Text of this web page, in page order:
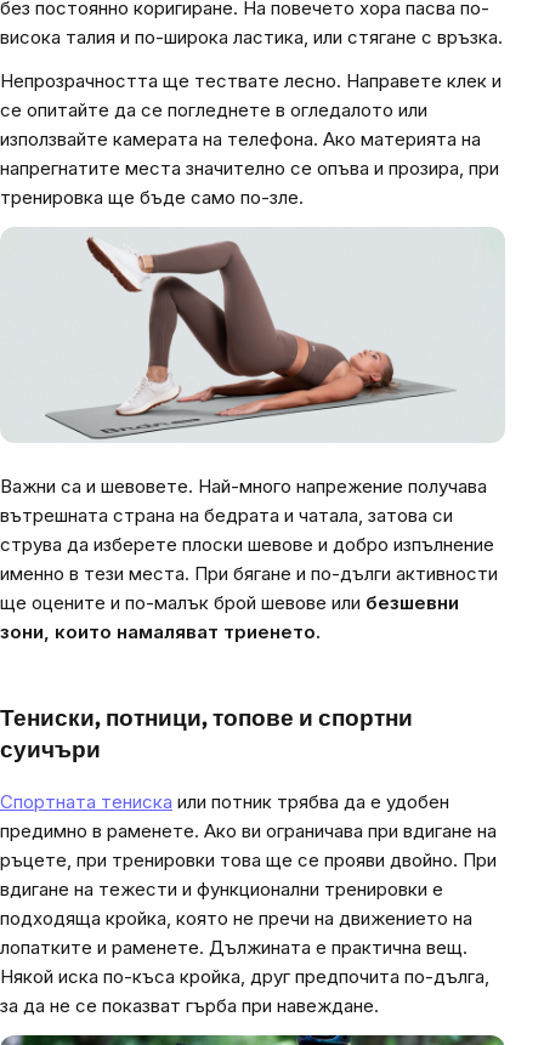
без постоянно коригиране. На повечето хора пасва по-
висока талия и по-широка ластика, или стягане с връзка.
Непрозрачността ще тествате лесно. Направете клек и
се опитайте да се погледнете в огледалото или
използвайте камерата на телефона. Ако материята на
напрегнатите места значително се опъва и прозира, при
тренировка ще бъде само по-зле.
Важни са и шевовете. Най-много напрежение получава
вътрешната страна на бедрата и чатала, затова си
струва да изберете плоски шевове и добро изпълнение
именно в тези места. При бягане и по-дълги активности
ще оцените и по-малък брой шевове или безшевни
зони, които намаляват триенето.
Тениски, потници, топове и спортни
суичъри
Спортната тениска или потник трябва да е удобен
предимно в раменете. Ако ви ограничава при вдигане на
ръцете, при тренировки това ще се прояви двойно. При
вдигане на тежести и функционални тренировки е
подходяща кройка, която не пречи на движението на
лопатките и раменете. Дължината е практична вещ.
Някой иска по-къса кройка, друг предпочита по-дълга,
за да не се показват гърба при навеждане.